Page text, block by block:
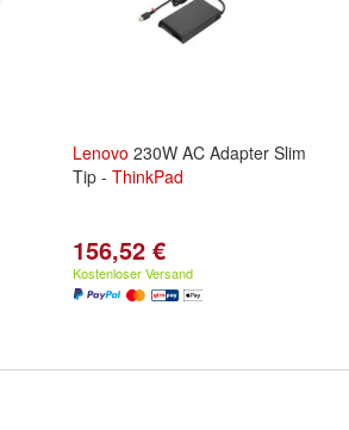
Lenovo 230W AC Adapter Slim
Tip - ThinkPad
156,52 €
Kostenloser Versand